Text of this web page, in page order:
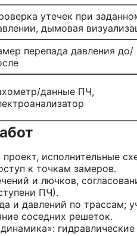
утечек при
дымовая
перепада давления до/
данные ПЧ,
исполнительные
к точкам замеров.
и лючков,
ПЧ).
и давлений по трассам;
соседних решеток.